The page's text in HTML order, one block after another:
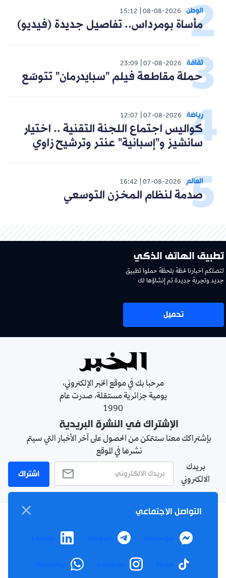
الوطن 08-08-2026
15:12
مأساة بومرداس.. تفاصيل جديدة (فيديو)
ثقافة 07-08-2026
23:09
حملة مقاطعة فيلم "سبايدرمان" تتوسّع
رياضة 07-08-2026
12:07
كواليس اجتماع اللجنة التقنية .. اختيار
سانشيز و"إسبانية" عنتر وترشيح زاوي
العالم 07-08-2026
16:42
صدمة لنظام المخزن التوسعي
تطبيق الهاتف الذكي
لتصلكم اخبارنا لحظة بلحظة حملوا تطبيق
جديد وتجربة جديدة تم إنشاؤها لك
تحميل
مرحبا بك في موقع الخبر الإلكتروني،
يومية جزائرية مستقلة، صدرت عام
1990
الإشتراك في النشرة البريدية
بإشتراكك معنا ستتمكن من الحصول على آخر الأخبار التي سيتم
نشرها في الموقع
بريدك
الالكتروني
اشتراك
الأحكام والشروط
اتصل بنا
التواصل الاجتماعي
Messenger
Telegram
LinkedIn
TikTok
Instagram
WhatsApp